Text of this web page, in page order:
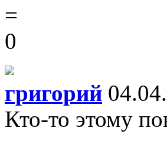
=
0
григорий
Кто-то этому